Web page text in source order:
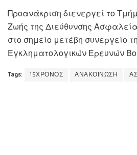
Προανάκριση διενεργεί το
Ζωής της Διεύθυνσης
στο σημείο μετέβη συνεργείο
Εγκληματολογικών Ερευνών
Tags: 15ΧΡΟΝΟΣ ΑΝΑΚΟΙΝΩΣΗ